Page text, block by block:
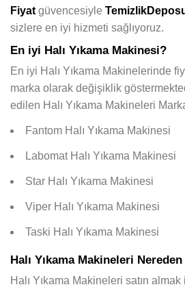
Fiyat güvencesiyle
sizlere en iyi hizmeti sağlıyoruz.
En iyi Halı Yıkama Makinesi?
En iyi Halı Yıkama Makinelerinde
marka olarak değişiklik
edilen Halı Yıkama Makineleri
Fantom Halı Yıkama Makinesi
Labomat Halı Yıkama Makinesi
Star Halı Yıkama Makinesi
Viper Halı Yıkama Makinesi
Taski Halı Yıkama Makinesi
Halı Yıkama Makineleri Nereden
Halı Yıkama Makineleri satın